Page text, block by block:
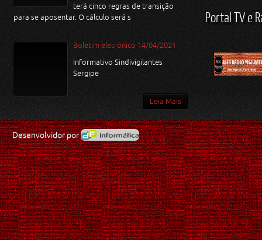
terá cinco regras de transição
para se aposentar. O cálculo será s
Boletim eletrônico 14/04/2021
Informativo Sindivigilantes
Sergipe
Leia Mais
Portal TV e
Desenvolvidor por